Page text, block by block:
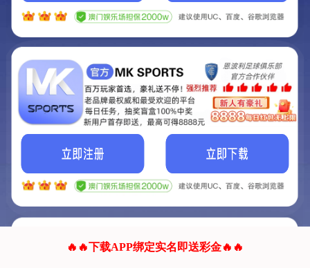
它将是非常棒的网站.
联系我们!